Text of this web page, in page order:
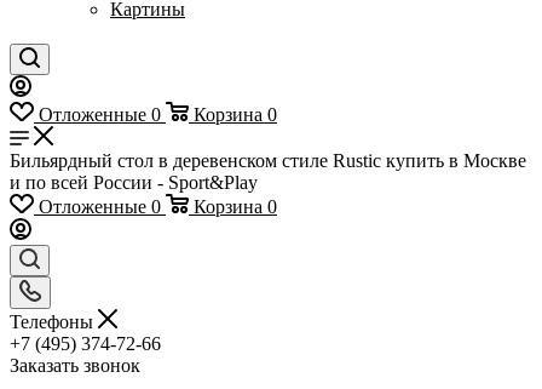
Картины
Отложенные 0 Корзина 0
Бильярдный стол в деревенском стиле Rustic купить в Москве
и по всей России - Sport&Play
Отложенные 0 Корзина 0
Телефоны
+7 (495) 374-72-66
Заказать звонок